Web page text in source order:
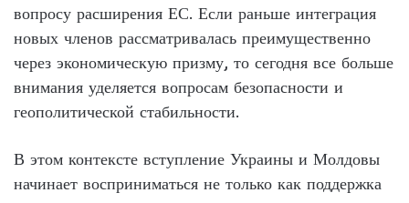
вопросу расширения ЕС. Если раньше интеграция
новых членов рассматривалась преимущественно
через экономическую призму, то сегодня все больше
внимания уделяется вопросам безопасности и
геополитической стабильности.
В этом контексте вступление Украины и Молдовы
начинает восприниматься не только как поддержка